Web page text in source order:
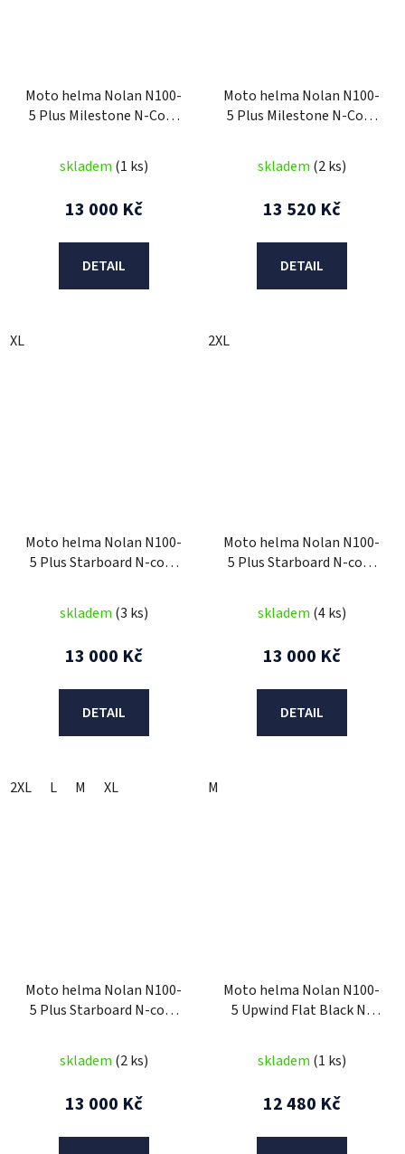
Moto helma Nolan N100-
5 Plus Milestone N-Com
skladem (1 ks)
13 000 Kč
DETAIL
XL
Moto helma Nolan N100-
5 Plus Milestone N-Com
skladem (2 ks)
13 520 Kč
DETAIL
2XL
Moto helma Nolan N100-
5 Plus Starboard N-com
skladem (3 ks)
13 000 Kč
DETAIL
2XL L M XL
Moto helma Nolan N100-
5 Plus Starboard N-com
skladem (4 ks)
13 000 Kč
DETAIL
M
Moto helma Nolan N100-
5 Plus Starboard N-com
skladem (2 ks)
13 000 Kč
Moto helma Nolan N100-
5 Upwind Flat Black N-
skladem (1 ks)
12 480 Kč